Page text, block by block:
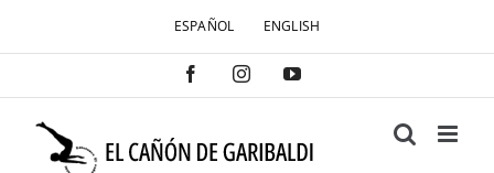
ESPAÑOL ENGLISH
FacebookInstagramYouTube